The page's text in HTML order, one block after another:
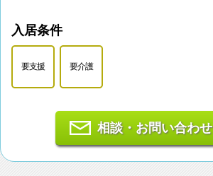
入居条件
要支援 要介護
相談・お問い合わせ